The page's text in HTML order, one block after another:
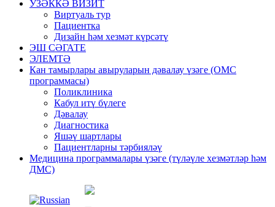
УЗӘККӘ ВИЗИТ
Виртуаль тур
Пациентка
Дизайн һәм хезмәт күрсәтү
ЭШ СƏГАТЕ
ЭЛЕМТƏ
Кан тамырлары авыруларын дəвалау үзəге (ОМС
программасы)
Поликлиника
Кабул итү бүлеге
Дәвалау
Диагностика
Яшәү шартлары
Пациентларны тәрбияләү
Медицина программалары үзəге (түлəүле хезмəтлəр һəм
ДМС)